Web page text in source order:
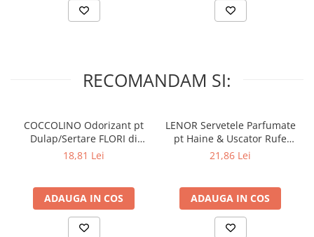
RECOMANDAM SI:
COCCOLINO Odorizant pt
Dulap/Sertare FLORI di
PRIMAVERA 3 buc
18,81 Lei
ADAUGA IN COS
LENOR Servetele Parfumate
pt Haine & Uscator Rufe
SPRING AWAKENING 34 buc
21,86 Lei
ADAUGA IN COS